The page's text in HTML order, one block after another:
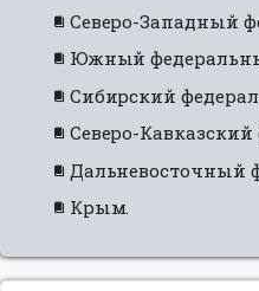
Северо-Западный
Южный
Сибирский
Северо-
Дальневосточный
Крым.